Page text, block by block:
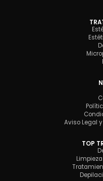
Aviso Legal
TOP